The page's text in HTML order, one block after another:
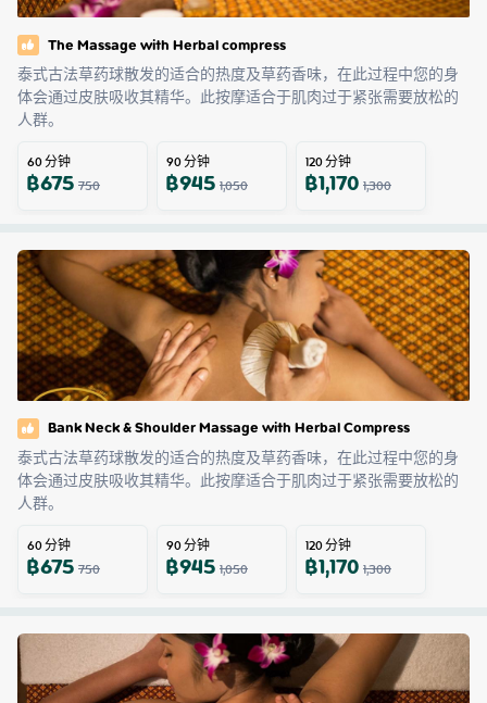
The Massage with Herbal compress
泰式古法草药球散发的适合的热度及草药香味，在此过程中您的身
体会通过皮肤吸收其精华。此按摩适合于肌肉过于紧张需要放松的
人群。
60分钟
฿675750
90分钟
฿9451,050
120分钟
฿1,1701,300
Bank Neck & Shoulder Massage with Herbal Compress
泰式古法草药球散发的适合的热度及草药香味，在此过程中您的身
体会通过皮肤吸收其精华。此按摩适合于肌肉过于紧张需要放松的
人群。
60分钟
฿675750
90分钟
฿9451,050
120分钟
฿1,1701,300